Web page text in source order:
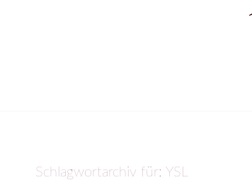
Schlagwortarchiv für: YSL